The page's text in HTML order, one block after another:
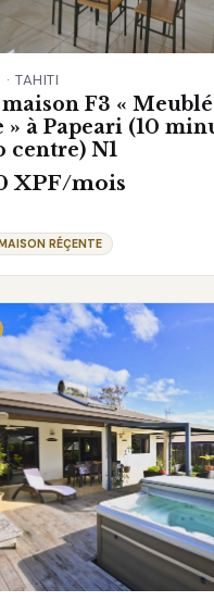
TAHITI
F3 «
» à Papeari (10
centre) N1
XPF/mois
MAISON RÉÇENTE